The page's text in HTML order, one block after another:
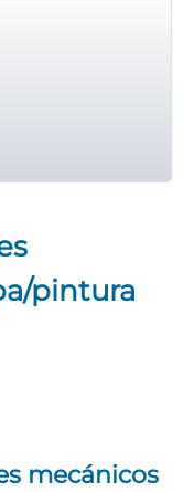
pintura
mecánicos